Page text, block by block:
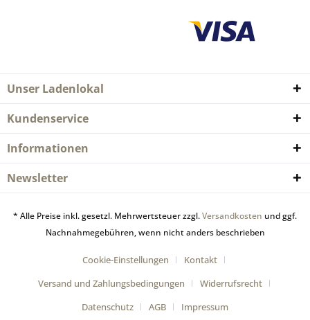
Unser Ladenlokal
Kundenservice
Informationen
Newsletter
* Alle Preise inkl. gesetzl. Mehrwertsteuer zzgl.Versandkosten und ggf.
Nachnahmegebühren, wenn nicht anders beschrieben
Cookie-Einstellungen
Kontakt
Versand und Zahlungsbedingungen
Widerrufsrecht
Datenschutz
AGB Impressum